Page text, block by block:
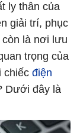
ly thân của
giải trí, phục
còn là nơi lưu
trọng của
chiếc điện
Dưới đây là